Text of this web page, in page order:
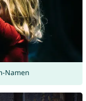
Namen